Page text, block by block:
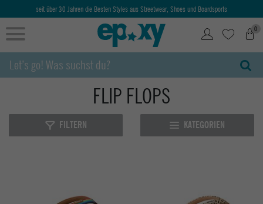
seit über 30 Jahren die Besten Styles aus Streetwear, Shoes und Boardsports
0
FLIP FLOPS
FILTERN KATEGORIEN